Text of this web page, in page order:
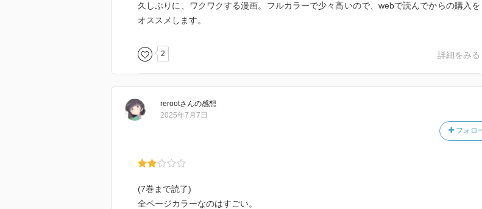
久しぶりに、ワクワクする漫画。フルカラーで少々高いので、webで読んでからの購入を
オススメします。
2 詳細をみる
rerootさんの感想
フォロ
2025年7月7日
(7巻まで読了)
全ページカラーなのはすごい。